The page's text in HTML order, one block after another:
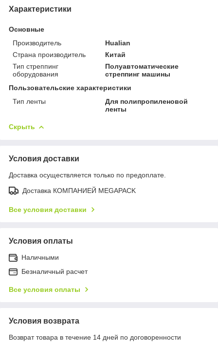
Характеристики
Основные
Производитель
Hualian
Страна производитель
Китай
Тип стреппинг
оборудования
Полуавтоматические
стреппинг машины
Пользовательские характеристики
Тип ленты
Для полипропиленовой
ленты
Скрыть
Условия доставки
Доставка осуществляется только по предоплате.
Доставка КОМПАНИЕЙ MEGAPACK
Все условия доставки
Условия оплаты
Наличными
Безналичный расчет
Все условия оплаты
Условия возврата
Возврат товара в течение 14 дней по договоренности